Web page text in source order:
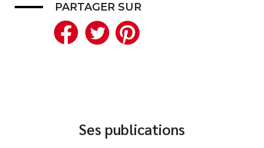
AUTEURS
À PROPOS
PARTAGER SUR
Facebook
Twitter
Ses publications